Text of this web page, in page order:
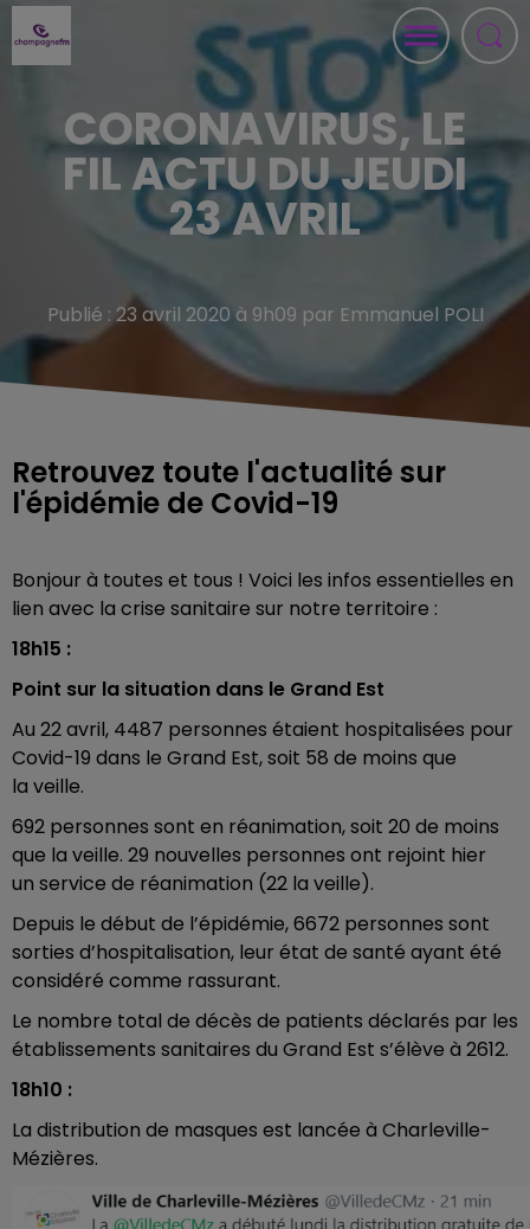
CORONAVIRUS, LE
FIL ACTU DU JEUDI
23 AVRIL
Publié : 23 avril 2020 à 9h09 par Emmanuel POLI
Retrouvez toute l'actualité sur
l'épidémie de Covid-19
Bonjour à toutes et tous ! Voici les infos essentielles en
lien avec la crise sanitaire sur notre territoire :
18h15 :
Point sur la situation dans le Grand Est
Au 22 avril, 4487 personnes étaient hospitalisées pour
Covid-19 dans le Grand Est, soit 58 de moins que
la veille.
692 personnes sont en réanimation, soit 20 de moins
que la veille. 29 nouvelles personnes ont rejoint hier
un service de réanimation (22 la veille).
Depuis le début de l’épidémie, 6672 personnes sont
sorties d’hospitalisation, leur état de santé ayant été
considéré comme rassurant.
Le nombre total de décès de patients déclarés par les
établissements sanitaires du Grand Est s’élève à 2612.
18h10 :
La distribution de masques est lancée à Charleville-
Mézières.